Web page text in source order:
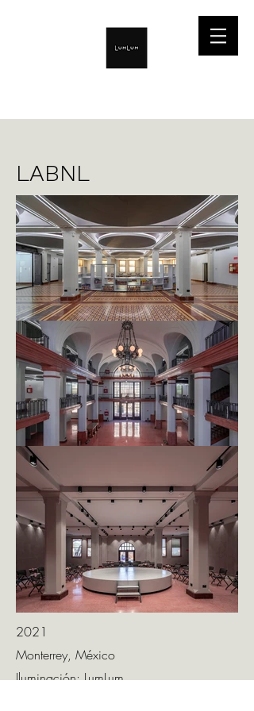
LABNL
2021
Monterrey, México
Iluminación: LumLum